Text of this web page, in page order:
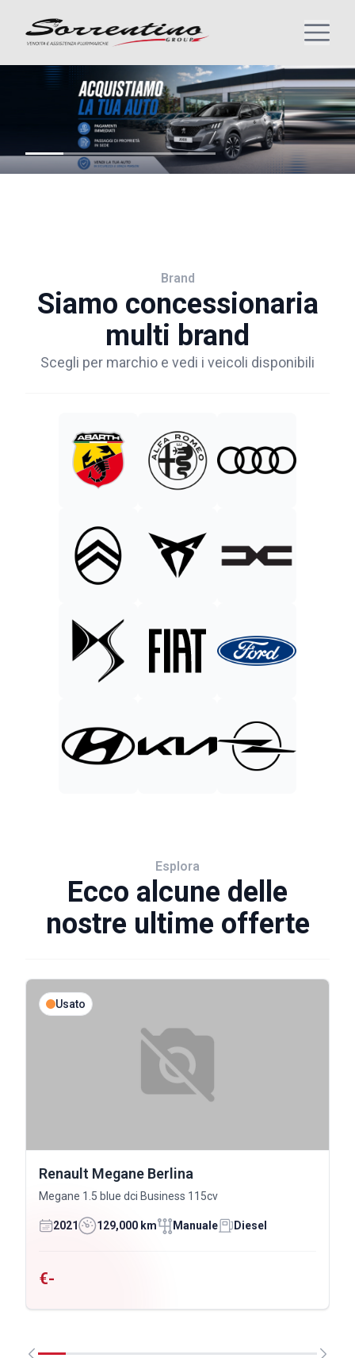
Brand
Siamo concessionaria
multi brand
Scegli per marchio e vedi i veicoli disponibili
Esplora
Ecco alcune delle
nostre ultime offerte
Usato
Renault Megane Berlina
Megane 1.5 blue dci Business 115cv
2021 129,000 km Manuale Diesel
€-